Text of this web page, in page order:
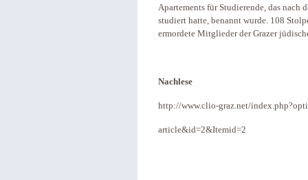
Apartements für Studierende, das nach
studiert hatte, benannt wurde. 108
ermordete Mitglieder der Grazer
Nachlese
http://www.clio-graz.net/
article&id=2&Itemid=2